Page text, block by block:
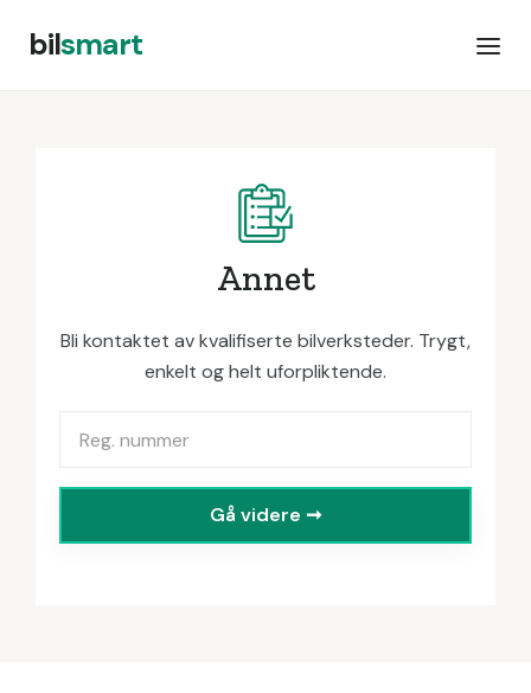
bilsmart
Annet
Bli kontaktet av kvalifiserte bilverksteder. Trygt,
enkelt og helt uforpliktende.
Gå videre ➞